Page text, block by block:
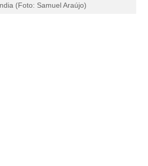
(Foto: Samuel Araújo)